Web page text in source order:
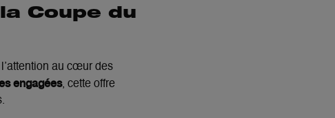
Coupe du
au cœur des
engagées, cette offre